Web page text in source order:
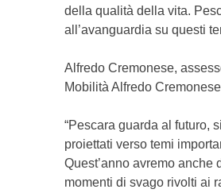
della qualità della vita.
all’avanguardia su questi
Alfredo Cremonese,
Mobilità Alfredo Cremonese
“Pescara guarda al futuro,
proiettati verso temi
Quest’anno avremo anche
momenti di svago rivolti ai